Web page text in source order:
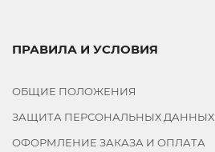
ПРАВИЛА И УСЛОВИЯ
ОБЩИЕ ПОЛОЖЕНИЯ
ЗАЩИТА ПЕРСОНАЛЬНЫХ ДАННЫХ
ОФОРМЛЕНИЕ ЗАКАЗА И ОПЛАТА